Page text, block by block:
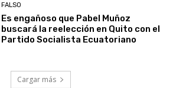
FALSO
Es engañoso que Pabel Muñoz
buscará la reelección en Quito con el
Partido Socialista Ecuatoriano
Cargar más